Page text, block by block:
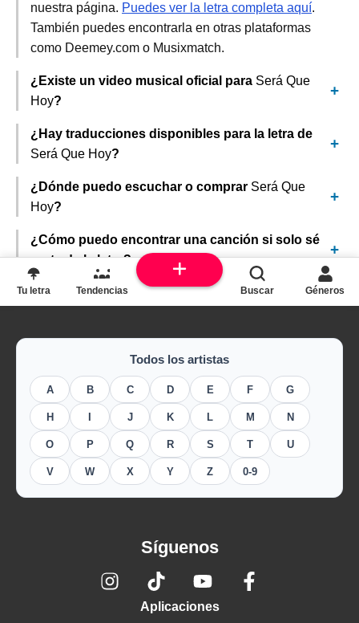
nuestra página. Puedes ver la letra completa aquí.
También puedes encontrarla en otras plataformas
como Deemey.com o Musixmatch.
¿Existe un video musical oficial para Será Que
Hoy?
¿Hay traducciones disponibles para la letra de
Será Que Hoy?
¿Dónde puedo escuchar o comprar Será Que
Hoy?
¿Cómo puedo encontrar una canción si solo sé
parte de la letra?
Todos los artistas
A B C D E F G
H J K L M N
O P Q R S T U
V W X Y Z 0-9
Síguenos
Aplicaciones
Tu letra Tendencias Buscar Géneros